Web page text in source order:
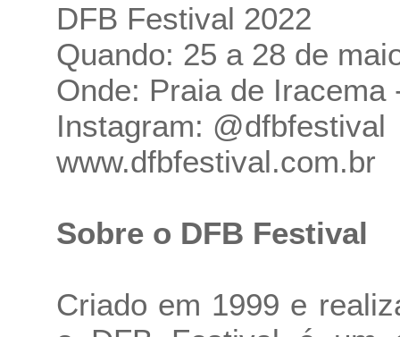
DFB Festival 2022
Quando: 25 a 28 de
Onde: Praia de Iracema
Instagram: @dfbfestival
www.dfbfestival.com.br
Sobre o DFB Festival
Criado em 1999 e